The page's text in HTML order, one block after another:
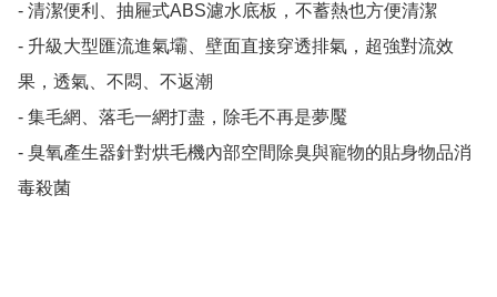
- 清潔便利、抽屜式ABS濾水底板，不蓄熱也方便清潔
- 升級大型匯流進氣壩、壁面直接穿透排氣，超強對流效
果，透氣、不悶、不返潮
- 集毛網、落毛一網打盡，除毛不再是夢魘
- 臭氧產生器針對烘毛機內部空間除臭與寵物的貼身物品消
毒殺菌